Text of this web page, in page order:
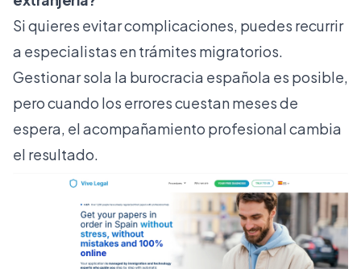
Si quieres evitar complicaciones, puedes recurrir
a especialistas en trámites migratorios.
Gestionar sola la burocracia española es posible,
pero cuando los errores cuestan meses de
espera, el acompañamiento profesional cambia
el resultado.